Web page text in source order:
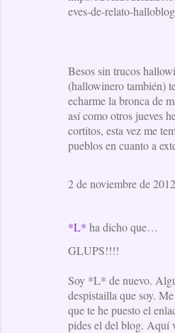
eves-de-relato-
Besos sin trucos
(hallowinero también)
echarme la bronca de
así como otros jueves
cortitos, esta vez me
pueblos en cuanto a
2 de noviembre de
*L* ha dicho que…
GLUPS!!!!
Soy *L* de nuevo.
despistailla que soy.
que te he puesto el
pides el del blog. Aquí